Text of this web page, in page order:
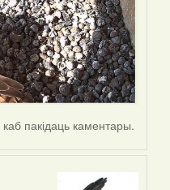
каб пакідаць каментары.